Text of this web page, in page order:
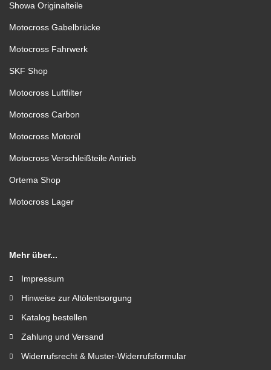
Showa Originalteile
Motocross Gabelbrücke
Motocross Fahrwerk
SKF Shop
Motocross Luftfilter
Motocross Carbon
Motocross Motoröl
Motocross Verschleißteile Antrieb
Ortema Shop
Motocross Lager
Mehr über...
Impressum
Hinweise zur Altölentsorgung
Katalog bestellen
Zahlung und Versand
Widerrufsrecht & Muster-Widerrufsformular